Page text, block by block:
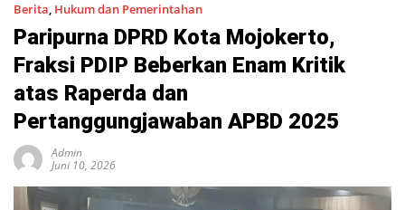
Berita, Hukum dan Pemerintahan
Paripurna DPRD Kota Mojokerto,
Fraksi PDIP Beberkan Enam Kritik
atas Raperda dan
Pertanggungjawaban APBD 2025
Admin
Juni 10, 2026